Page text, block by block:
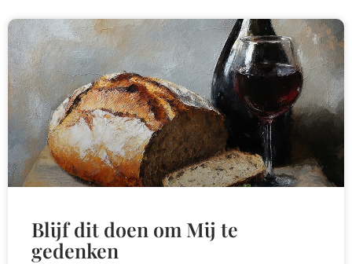
Blijf dit doen om Mij te
gedenken